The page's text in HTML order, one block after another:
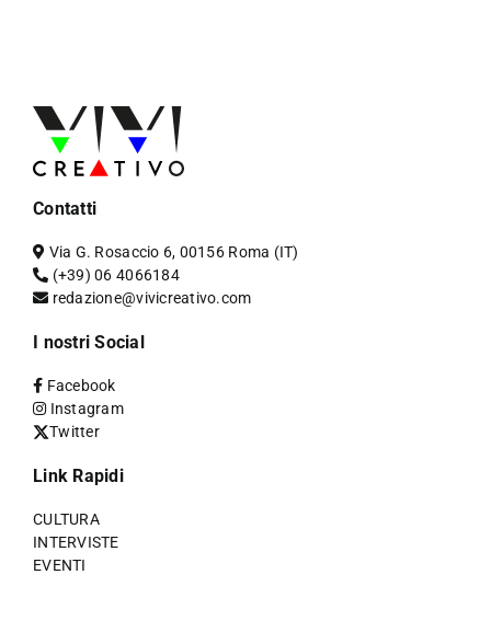
Contatti
Via G. Rosaccio 6, 00156 Roma (IT)
(+39) 06 4066184
redazione@vivicreativo.com
I nostri Social
Facebook
Instagram
Twitter
Link Rapidi
CULTURA
INTERVISTE
EVENTI